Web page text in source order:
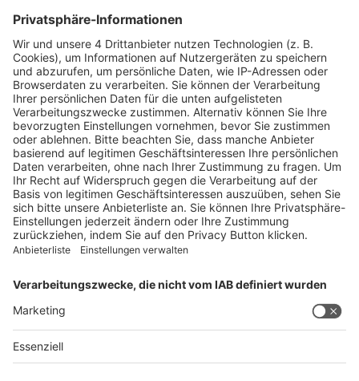
Tel. +41 62 388 85 00
info@spirig-healthcare.ch
Pharmakovigilanz
Für Meldungen von unerwünschten Arzneimittelwirkungen zu
einem Medikament von Spirig HealthCare AG
Tel. +41 62 388 85 88
pharmacovigilance@spirig-healthcare.ch
FOLGEN SIE UNS
AGB